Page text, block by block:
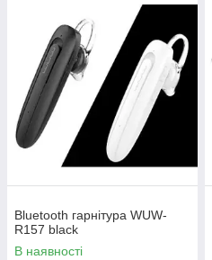
Bluetooth гарнітура WUW-
R157 black
В наявності